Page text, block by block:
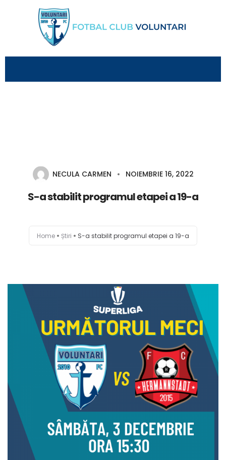
NECULA CARMEN NOIEMBRIE 16, 2022
S-a stabilit programul etapei a 19-a
Home Știri S-a stabilit programul etapei a 19-a